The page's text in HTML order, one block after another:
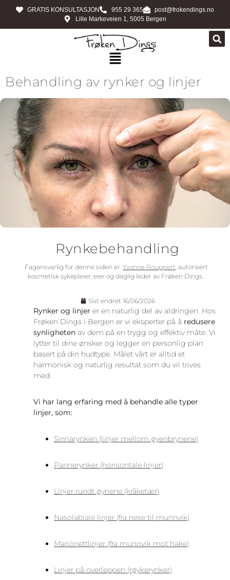
GRATIS KONSULTASJON 955 29 365
post@frokendings.no
Lille Markeveien 1, 5005 Bergen
Behandling av rynker og linjer
Rynkebehandling
Fagansvarlig for denne siden er: Yvonne Rouppert, autorisert
kosmetisk sykepleier, eier og daglig leder av Frøken Dings.
Sist endret 16/06/2026
Rynker og linjer er en naturlig del av aldringen. Hos
Frøken Dings i Bergen er vi eksperter på å redusere
synligheten av dem på en trygg og effektiv måte. Vi
lytter til dine ønsker og legger en personlig plan
basert på din hudtype. Målet vårt er alltid et
harmonisk og naturlig resultat som du vil trives
med.
Vi har lang erfaring med å behandle alle typer
linjer, som:
Sinnarynken (linjer mellom øyenbrynene)
Pannerynker (horisontale linjer)
Linjer rundt øynene (kråketær)
Nasolabiale linjer (fra nese til munnvik)
Marionettlinjer (fra munnvik mot hake)
Linjer på overleppen (røykerynker)